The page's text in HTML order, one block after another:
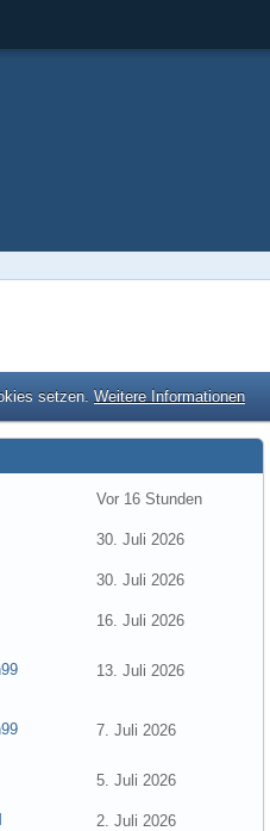
setzen. Weitere Informationen
Vor 16 Stunden
30. Juli 2026
30. Juli 2026
16. Juli 2026
13. Juli 2026
7. Juli 2026
5. Juli 2026
2. Juli 2026